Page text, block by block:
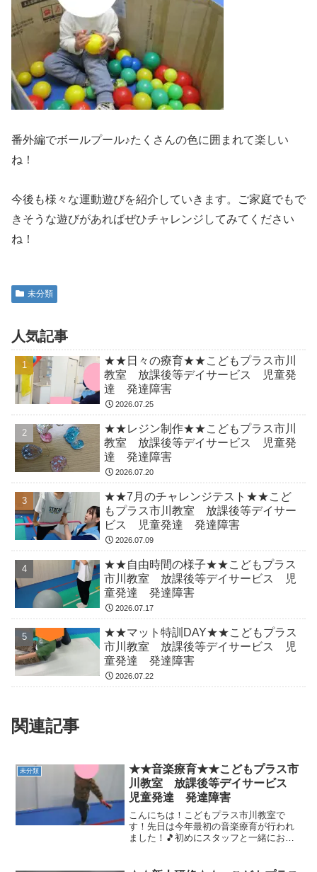
番外編でボールプール♪たくさんの色に囲まれて楽しい
ね！
今後も様々な運動遊びを紹介していきます。ご家庭でもで
きそうな遊びがあればぜひチャレンジしてみてください
ね！
未分類
人気記事
★★日々の療育★★こどもプラス市川
教室 放課後等デイサービス 児童発
達 発達障害
2026.07.25
★★レジン制作★★こどもプラス市川
教室 放課後等デイサービス 児童発
達 発達障害
2026.07.20
★★7月のチャレンジテスト★★こど
もプラス市川教室 放課後等デイサー
ビス 児童発達 発達障害
2026.07.09
★★自由時間の様子★★こどもプラス
市川教室 放課後等デイサービス 児
童発達 発達障害
2026.07.17
★★マット特訓DAY★★こどもプラス
市川教室 放課後等デイサービス 児
童発達 発達障害
2026.07.22
関連記事
未分類
★★音楽療育★★こどもプラス市
川教室 放課後等デイサービス
児童発達 発達障害
こんにちは！こどもプラス市川教室で
す！先日は今年最初の音楽療育が行われ
ました！🎵初めにスタッフと一緒にお餅